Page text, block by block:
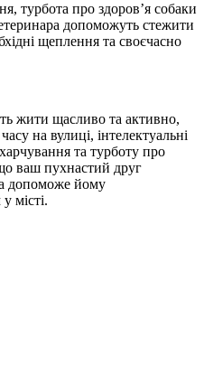
турбота про здоров’я собаки
допоможуть стежити
щеплення та своєчасно
жити щасливо та активно,
на вулиці, інтелектуальні
та турботу про
ваш пухнастий друг
допоможе йому
місті.